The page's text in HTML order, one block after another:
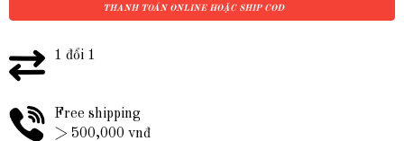
THANH TOÁN ONLINE HOẶC SHIP COD
1 đổi 1
Free shipping
> 500,000 vnđ